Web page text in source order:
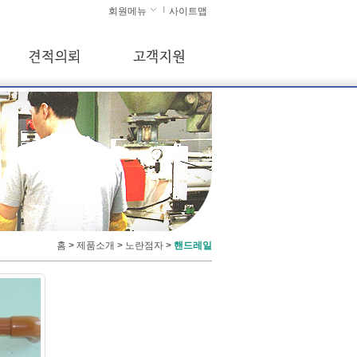
회원메뉴 사이트맵
홈 > 제품소개 > 노란점자 > 핸드레일